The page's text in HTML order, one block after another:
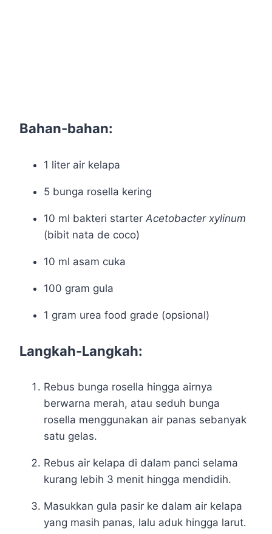
Bahan-bahan:
1 liter air kelapa
5 bunga rosella kering
10 ml bakteri starter Acetobacter xylinum
(bibit nata de coco)
10 ml asam cuka
100 gram gula
1 gram urea food grade (opsional)
Langkah-Langkah:
Rebus bunga rosella hingga airnya
berwarna merah, atau seduh bunga
rosella menggunakan air panas sebanyak
satu gelas.
Rebus air kelapa di dalam panci selama
kurang lebih 3 menit hingga mendidih.
Masukkan gula pasir ke dalam air kelapa
yang masih panas, lalu aduk hingga larut.